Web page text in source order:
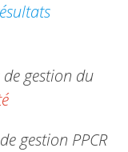
de gestion du
gestion PPCR